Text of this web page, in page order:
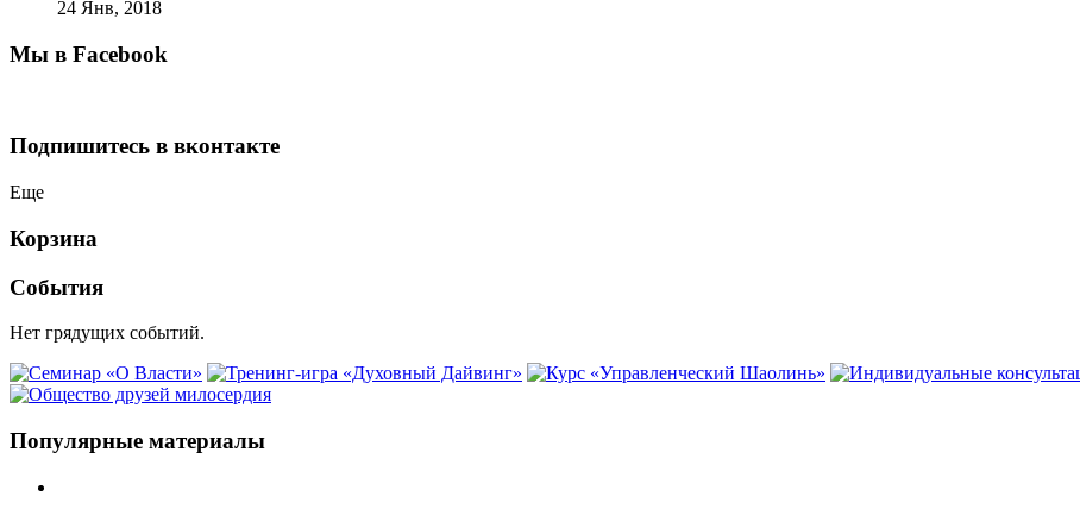
24 Янв, 2018
Мы в Facebook
Подпишитесь в вконтакте
Еще
Корзина
События
Нет грядущих событий.
Популярные материалы